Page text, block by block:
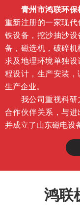
青州市鸿联环保
重新注册的一家现
铁设备，挖沙抽沙
备，磁选机，破碎
求及地理环境单独设
程设计，生产安装
生产企业。
我公司重视科研
合作伙伴关系，与进
并成立了山东磁电设
鸿联